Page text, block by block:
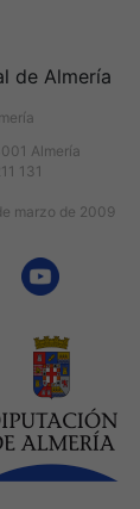
de Almería
Almería
131
marzo de 2009